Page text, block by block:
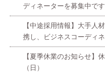
ディネーターを募集中です
【中途採用情報】大手人
携し、ビジネスコーディ
【夏季休業のお知らせ】
（日）